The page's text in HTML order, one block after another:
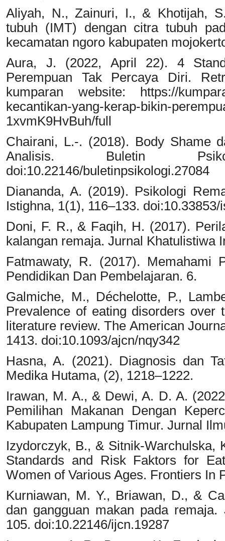
Aliyah, N., Zainuri, I., & Khotijah,
tubuh (IMT) dengan citra tubuh
kecamatan ngoro kabupaten
Aura, J. (2022, April 22). 4
Perempuan Tak Percaya Diri.
kumparan website: https://
kecantikan-yang-kerap-bikin-
1xvmK9HvBuh/full
Chairani, L.-. (2018). Body Shame
Analisis. Buletin
doi:10.22146/buletinpsikologi.27084
Diananda, A. (2019). Psikologi
Istighna, 1(1), 116–133.
Doni, F. R., & Faqih, H. (2017).
kalangan remaja. Jurnal Khatulistiwa
Fatmawaty, R. (2017). Memahami
Pendidikan Dan Pembelajaran. 6.
Galmiche, M., Déchelotte, P.,
Prevalence of eating disorders over
literature review. The American
1413. doi:10.1093/ajcn/nqy342
Hasna, A. (2021). Diagnosis dan
Medika Hutama, (2), 1218–1222.
Irawan, M. A., & Dewi, A. D. A.
Pemilihan Makanan Dengan
Kabupaten Lampung Timur. Jurnal
Izydorczyk, B., & Sitnik-Warchulska,
Standards and Risk Faktors for
Women of Various Ages. Frontiers In
Kurniawan, M. Y., Briawan, D., &
dan gangguan makan pada
105. doi:10.22146/ijcn.19287